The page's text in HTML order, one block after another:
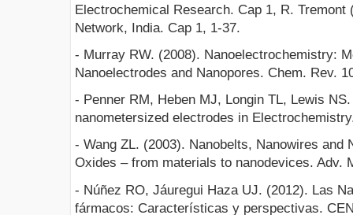
Electrochemical Research. Cap 1, R. Tremont
Network, India. Cap 1, 1-37.
- Murray RW. (2008). Nanoelectrochemistry:
Nanoelectrodes and Nanopores. Chem. Rev.
- Penner RM, Heben MJ, Longin TL, Lewis
nanometersized electrodes in
- Wang ZL. (2003). Nanobelts, Nanowires and
Oxides – from materials to nanodevices. Adv.
- Núñez RO, Jáuregui Haza UJ. (2012). Las
fármacos: Características y perspectivas.